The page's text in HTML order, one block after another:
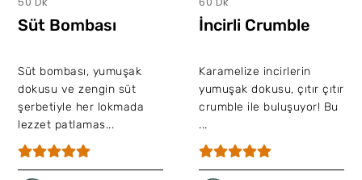
Süt Bombası
Süt bombası, yumuşak
dokusu ve zengin süt
şerbetiyle her lokmada
lezzet patlamas...
İncirli Crumble
Karamelize incirlerin
yumuşak dokusu, çıtır çıtır
crumble ile buluşuyor! Bu
...